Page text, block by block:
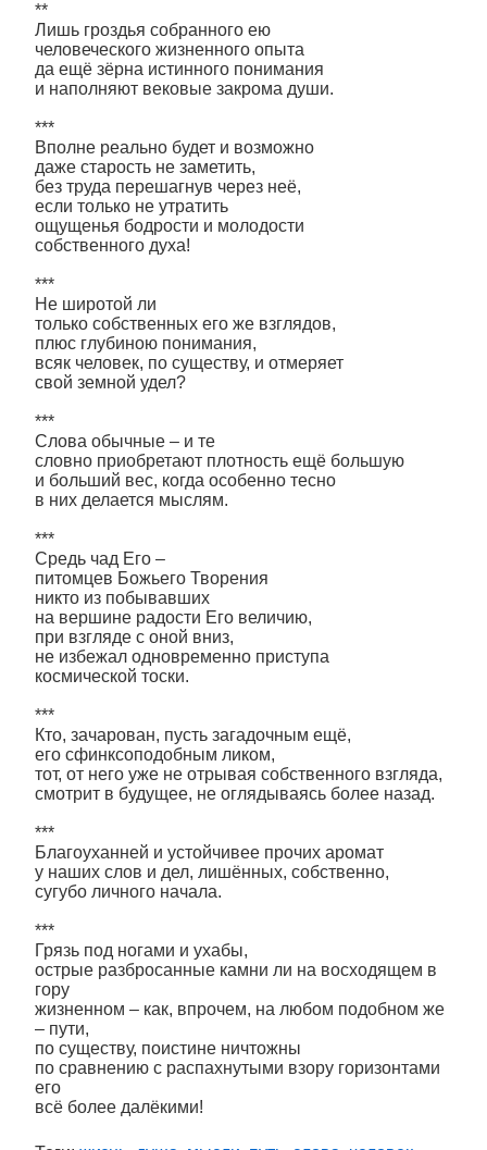
**
Лишь гроздья собранного ею
человеческого жизненного опыта
да ещё зёрна истинного понимания
и наполняют вековые закрома души.
***
Вполне реально будет и возможно
даже старость не заметить,
без труда перешагнув через неё,
если только не утратить
ощущенья бодрости и молодости
собственного духа!
***
Не широтой ли
только собственных его же взглядов,
плюс глубиною понимания,
всяк человек, по существу, и отмеряет
свой земной удел?
***
Слова обычные – и те
словно приобретают плотность ещё большую
и больший вес, когда особенно тесно
в них делается мыслям.
***
Средь чад Его –
питомцев Божьего Творения
никто из побывавших
на вершине радости Его величию,
при взгляде с оной вниз,
не избежал одновременно приступа
космической тоски.
***
Кто, зачарован, пусть загадочным ещё,
его сфинксоподобным ликом,
тот, от него уже не отрывая собственного взгляда,
смотрит в будущее, не оглядываясь более назад.
***
Благоуханней и устойчивее прочих аромат
у наших слов и дел, лишённых, собственно,
сугубо личного начала.
***
Грязь под ногами и ухабы,
острые разбросанные камни ли на восходящем в
гору
жизненном – как, впрочем, на любом подобном же
– пути,
по существу, поистине ничтожны
по сравнению с распахнутыми взору горизонтами
его
всё более далёкими!